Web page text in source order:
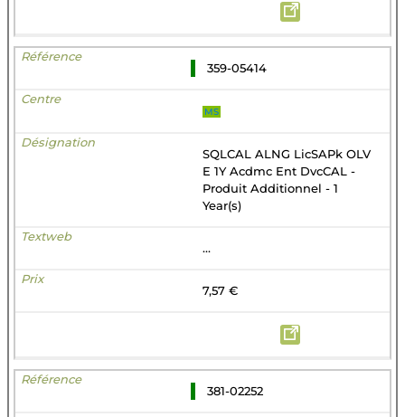
359-05414
MS
SQLCAL ALNG LicSAPk OLV
E 1Y Acdmc Ent DvcCAL -
Produit Additionnel - 1
Year(s)
...
7,57 €
381-02252